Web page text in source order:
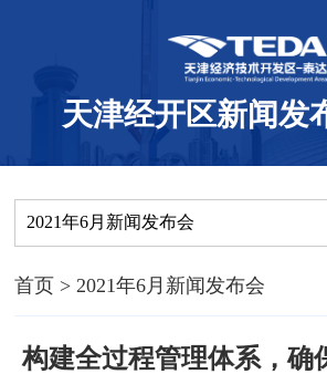
天津经开区新闻发
2021年6月新闻发布会
首页 > 2021年6月新闻发布会
构建全过程管理体系，确